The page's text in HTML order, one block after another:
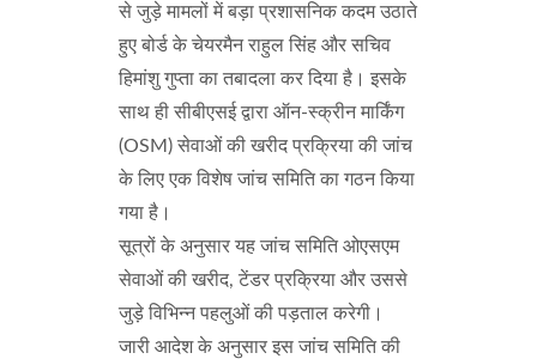
से जुड़े मामलों में बड़ा प्रशासनिक कदम उठाते
हुए बोर्ड के चेयरमैन राहुल सिंह और सचिव
हिमांशु गुप्ता का तबादला कर दिया है। इसके
साथ ही सीबीएसई द्वारा ऑन-स्क्रीन मार्किंग
(OSM) सेवाओं की खरीद प्रक्रिया की जांच
के लिए एक विशेष जांच समिति का गठन किया
गया है।
सूत्रों के अनुसार यह जांच समिति ओएसएम
सेवाओं की खरीद, टेंडर प्रक्रिया और उससे
जुड़े विभिन्न पहलुओं की पड़ताल करेगी।
जारी आदेश के अनुसार इस जांच समिति की